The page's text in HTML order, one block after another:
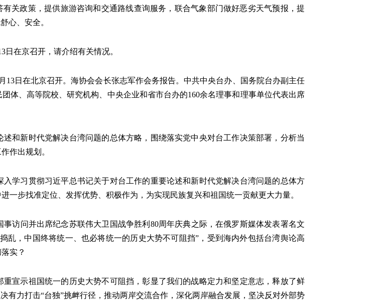
关政策，提供旅游咨询和交通路线查询服务，联合气象部门做好恶劣天气预报，提
心、安全。
在京召开，请介绍有关情况。
13日在北京召开。海协会会长张志军作会务报告。中共中央台办、国务院台办副主任
体、高等院校、研究机构、中央企业和省市台办的160余名理事和理事单位代表出席
和新时代党解决台湾问题的总体方略，围绕落实党中央对台工作决策部署，分析当
作出规划。
学习贯彻习近平总书记关于对台工作的重要论述和新时代党解决台湾问题的总体方
一步找准定位、发挥优势、积极作为，为实现民族复兴和祖国统一贡献更大力量。
访问并出席纪念苏联伟大卫国战争胜利80周年庆典之际，在俄罗斯媒体发表署名文
乱，中国终将统一、也必将统一的历史大势不可阻挡”，受到海内外包括台湾舆论高
实？
宣示祖国统一的历史大势不可阻挡，彰显了我们的战略定力和坚定意志，释放了鲜
有力打击“台独”挑衅行径，推动两岸交流合作，深化两岸融合发展，坚决反对外部势